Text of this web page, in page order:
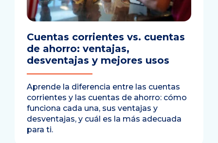
Cuentas corrientes vs. cuentas
de ahorro: ventajas,
desventajas y mejores usos
Aprende la diferencia entre las cuentas
corrientes y las cuentas de ahorro: cómo
funciona cada una, sus ventajas y
desventajas, y cuál es la más adecuada
para ti.